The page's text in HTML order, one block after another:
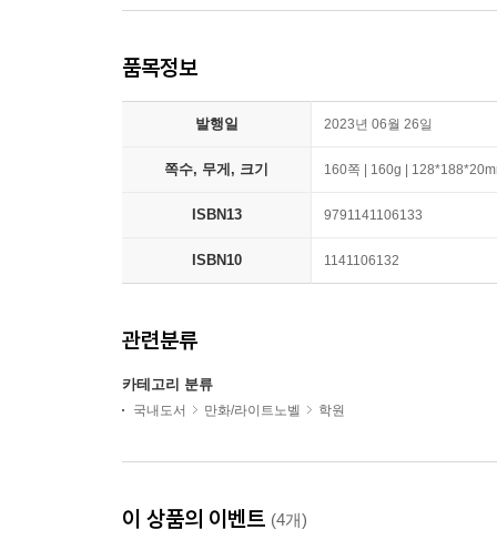
품목정보
발행일 2023년 06월 26일
쪽수, 무게, 크기 160쪽 | 160g |
ISBN13 9791141106133
ISBN10 1141106132
관련분류
카테고리 분류
국내도서 만화/라이트노벨 학원
이 상품의 이벤트 (4개)